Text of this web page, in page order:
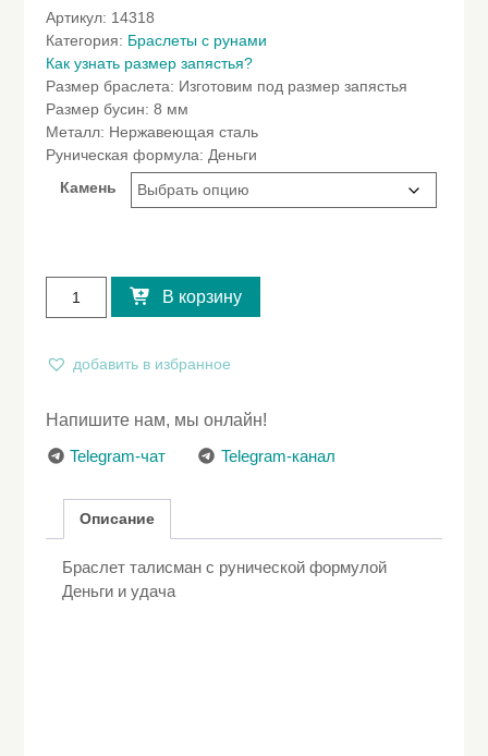
Артикул: 14318
Категория: Браслеты с рунами
Как узнать размер запястья?
Размер браслета: Изготовим под размер запястья
Размер бусин: 8 мм
Металл: Нержавеющая сталь
Руническая формула: Деньги
Камень
товара
Браслет
с
Деньги
и
В корзину
добавить в избранное
Напишите нам, мы онлайн!
Telegram-чат
Telegram-канал
Описание
Браслет талисман с рунической формулой
Деньги и удача